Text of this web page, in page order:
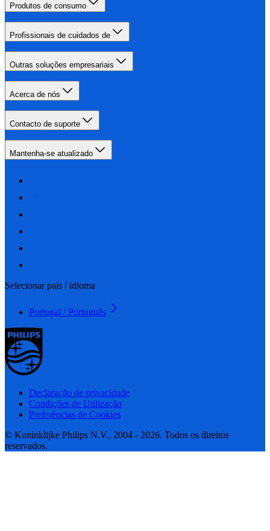
Produtos de consumo
Profissionais de cuidados de
Outras soluções empresariais
Acerca de nós
Contacto de suporte
Mantenha-se atualizado
Selecionar país / idioma
Portugal / Português
Declaração de privacidade
Condições de Utilização
Preferências de Cookies
© Koninklijke Philips N.V., 2004 - 2026. Todos os direitos
reservados.